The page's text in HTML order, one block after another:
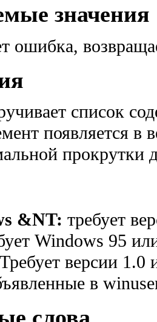
значения
ошибка,
список
появляется в
прокрутки
&NT: требует
Windows 95
Требует версии 1.0
в